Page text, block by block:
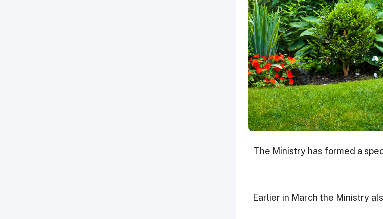
The Ministry has formed a
Earlier in March the Ministry